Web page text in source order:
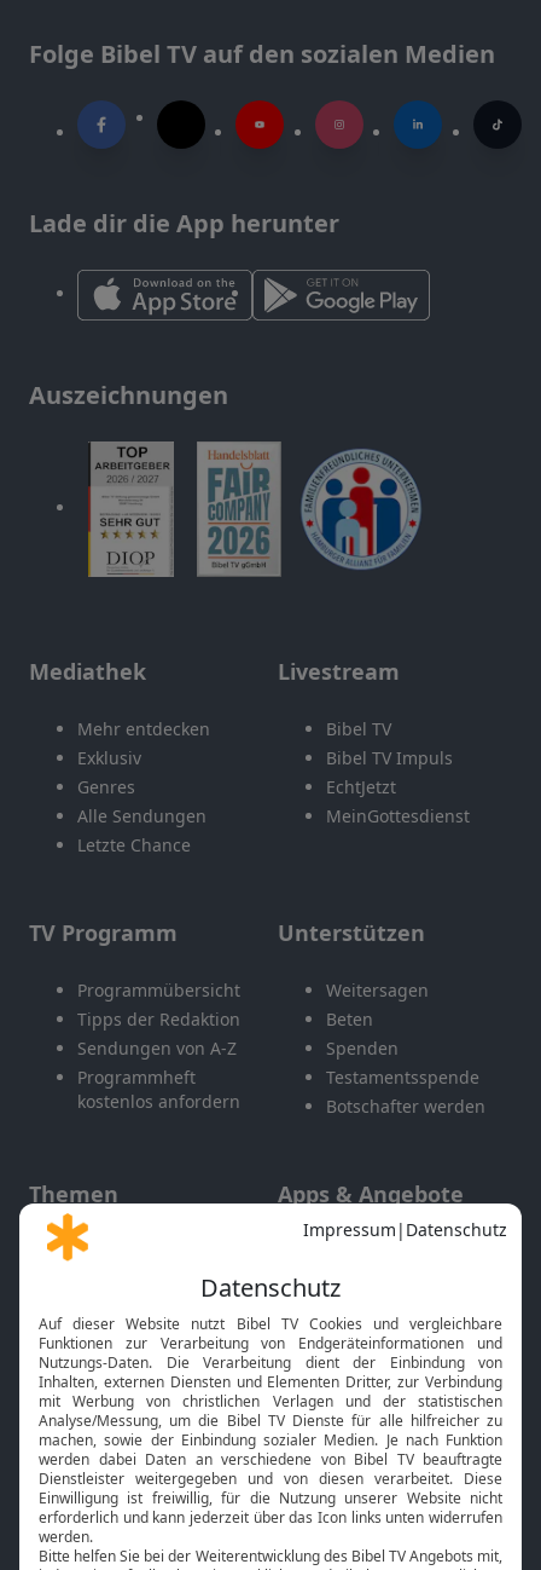
Folge Bibel TV auf den sozialen Medien
Lade dir die App herunter
Auszeichnungen
Mediathek
Mehr entdecken
Exklusiv
Genres
Alle Sendungen
Letzte Chance
Livestream
Bibel TV
Bibel TV Impuls
EchtJetzt
MeinGottesdienst
TV Programm
Programmübersicht
Tipps der Redaktion
Sendungen von A-Z
Programmheft
kostenlos anfordern
Unterstützen
Weitersagen
Beten
Spenden
Testamentsspende
Botschafter werden
Themen
Gott und Bibel erklärt
Neuigkeiten
Apps & Angebote
Mobile App
Smart TV
HbbTV
Bibelthek Online-Bibel
Nächster Gottesdienst
Bibel TV Service